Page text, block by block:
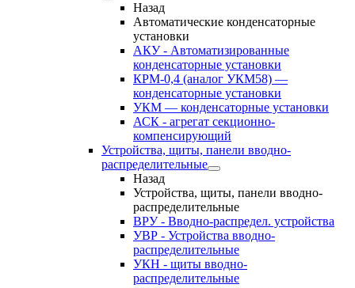
Назад
Автоматические конденсаторные
установки
АКУ - Автоматизированные
конденсаторные установки
КРМ-0,4 (аналог УКМ58) —
конденсаторные установки
УКМ — конденсаторные установки
АСК - агрегат секционно-
компенсирующий
Устройства, щиты, панели вводно-
распределительные
Назад
Устройства, щиты, панели вводно-
распределительные
ВРУ - Вводно-распредел. устройства
УВР - Устройства вводно-
распределительные
УКН - щиты вводно-
распределительные